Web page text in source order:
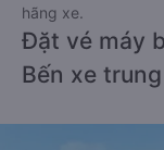
hãng xe.
Đặt vé máy
Bến xe